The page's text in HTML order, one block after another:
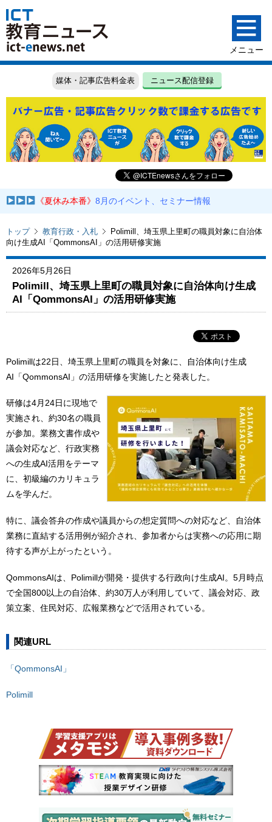
媒体・記事広告料金表 ニュース配信登録
《夏休み本番》8月のイベント、セミナー情報
トップ 教育行政・入札
Polimill、埼玉県上里町の職員対象に自治体
向け生成AI「QommonsAI」の活用研修実施
2026年5月26日
Polimill、埼玉県上里町の職員対象に自治体向け生成
AI「QommonsAI」の活用研修実施
Polimillは22日、埼玉県上里町の職員を対象に、自治体向け生成
AI「QommonsAI」の活用研修を実施したと発表した。
研修は4月24日に現地で
実施され、約30名の職員
が参加。業務文書作成や
議会対応など、行政実務
への生成AI活用をテーマ
に、初級編のカリキュラ
ムを学んだ。
特に、議会答弁の作成や議員からの想定質問への対応など、自治体
業務に直結する活用例が紹介され、参加者からは実務への応用に期
待する声が上がったという。
QommonsAIは、Polimillが開発・提供する行政向け生成AI。5月時点
で全国800以上の自治体、約30万人が利用していて、議会対応、政
策立案、住民対応、広報業務などで活用されている。
関連URL
「QommonsAI」
Polimill